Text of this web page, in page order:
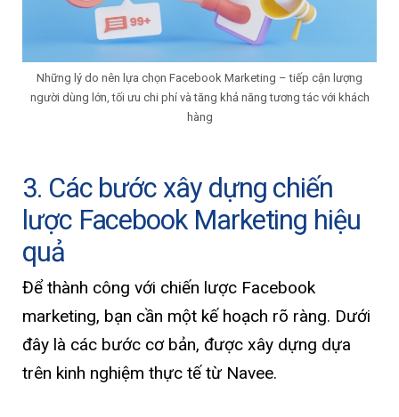
Những lý do nên lựa chọn Facebook Marketing – tiếp cận lượng
người dùng lớn, tối ưu chi phí và tăng khả năng tương tác với khách
hàng
3. Các bước xây dựng chiến
lược Facebook Marketing hiệu
quả
Để thành công với chiến lược Facebook
marketing, bạn cần một kế hoạch rõ ràng. Dưới
đây là các bước cơ bản, được xây dựng dựa
trên kinh nghiệm thực tế từ Navee.